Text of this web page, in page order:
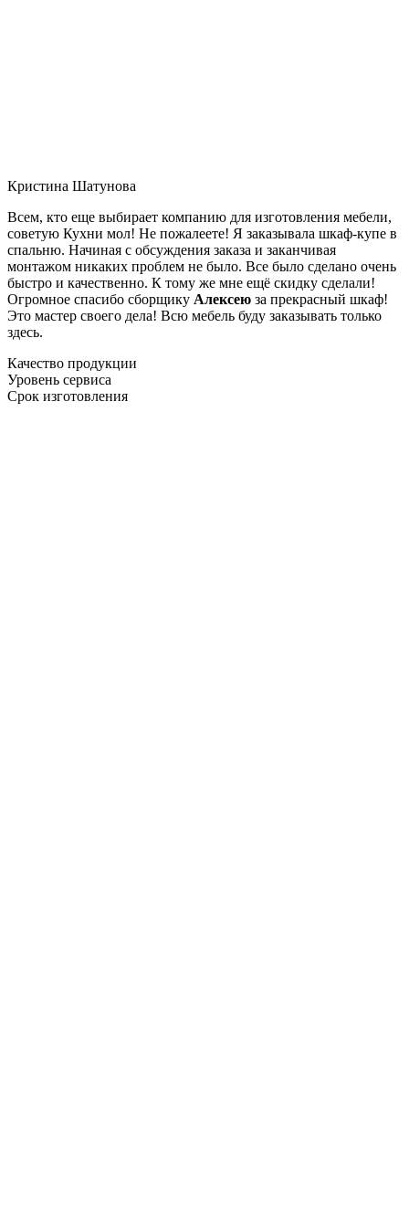
Кристина Шатунова
Всем, кто еще выбирает компанию для изготовления мебели,
советую Кухни мол! Не пожалеете! Я заказывала шкаф-купе в
спальню. Начиная с обсуждения заказа и заканчивая
монтажом никаких проблем не было. Все было сделано очень
быстро и качественно. К тому же мне ещё скидку сделали!
Огромное спасибо сборщику Алексею за прекрасный шкаф!
Это мастер своего дела! Всю мебель буду заказывать только
здесь.
Качество продукции
Уровень сервиса
Срок изготовления